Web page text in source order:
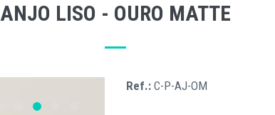
ANJO LISO - OURO MATTE
Ref.: C-P-AJ-OM